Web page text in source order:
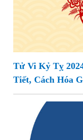
Tử Vi Kỷ Tỵ
Tiết, Cách Hóa